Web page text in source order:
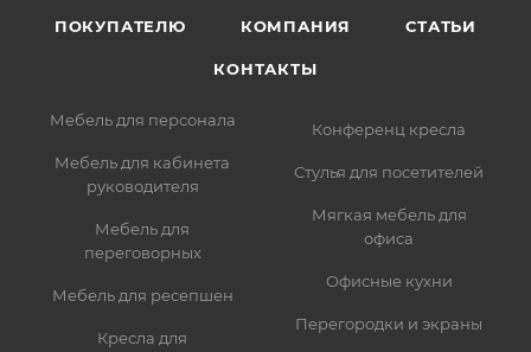
ПОКУПАТЕЛЮ КОМПАНИЯ СТАТЬИ
КОНТАКТЫ
Мебель для персонала
Мебель для кабинета
руководителя
Мебель для
переговорных
Мебель для ресепшен
Кресла для
Конференц кресла
Стулья для посетителей
Мягкая мебель для
офиса
Офисные кухни
Перегородки и экраны